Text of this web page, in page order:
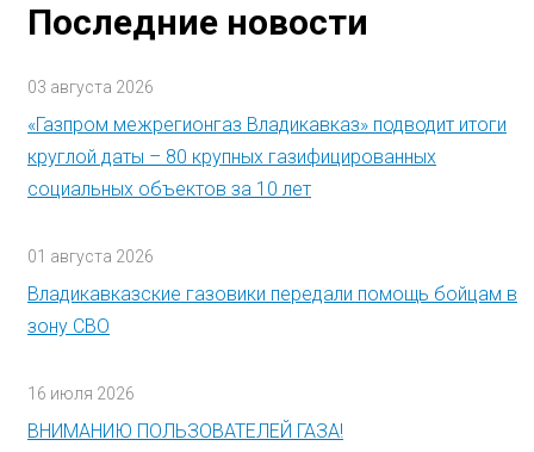
Последние новости
03 августа 2026
«Газпром межрегионгаз Владикавказ» подводит итоги
круглой даты – 80 крупных газифицированных
социальных объектов за 10 лет
01 августа 2026
Владикавказские газовики передали помощь бойцам в
зону СВО
16 июля 2026
ВНИМАНИЮ ПОЛЬЗОВАТЕЛЕЙ ГАЗА!